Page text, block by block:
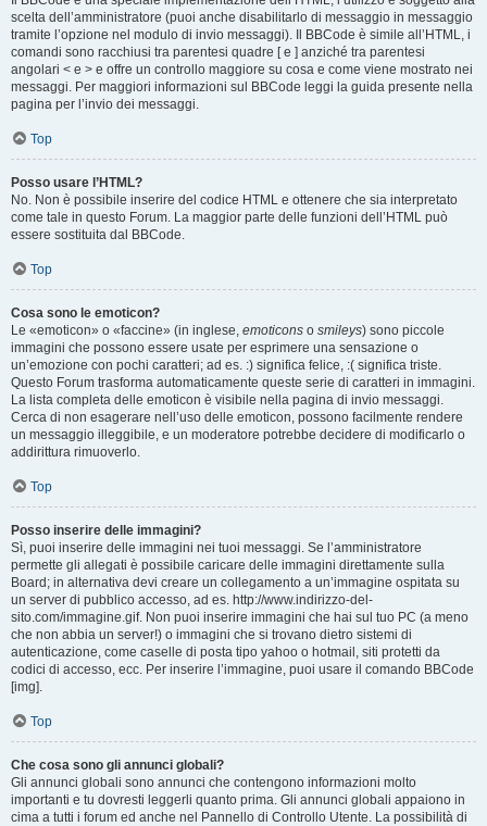
scelta dell’amministratore (puoi anche disabilitarlo di messaggio in messaggio
tramite l’opzione nel modulo di invio messaggi). Il BBCode è simile all’HTML, i
comandi sono racchiusi tra parentesi quadre [ e ] anziché tra parentesi
angolari < e > e offre un controllo maggiore su cosa e come viene mostrato nei
messaggi. Per maggiori informazioni sul BBCode leggi la guida presente nella
pagina per l’invio dei messaggi.
Top
Posso usare l’HTML?
No. Non è possibile inserire del codice HTML e ottenere che sia interpretato
come tale in questo Forum. La maggior parte delle funzioni dell’HTML può
essere sostituita dal BBCode.
Top
Cosa sono le emoticon?
Le «emoticon» o «faccine» (in inglese, emoticons o smileys) sono piccole
immagini che possono essere usate per esprimere una sensazione o
un’emozione con pochi caratteri; ad es. :) significa felice, :( significa triste.
Questo Forum trasforma automaticamente queste serie di caratteri in immagini.
La lista completa delle emoticon è visibile nella pagina di invio messaggi.
Cerca di non esagerare nell’uso delle emoticon, possono facilmente rendere
un messaggio illeggibile, e un moderatore potrebbe decidere di modificarlo o
addirittura rimuoverlo.
Top
Posso inserire delle immagini?
Sì, puoi inserire delle immagini nei tuoi messaggi. Se l’amministratore
permette gli allegati è possibile caricare delle immagini direttamente sulla
Board; in alternativa devi creare un collegamento a un’immagine ospitata su
un server di pubblico accesso, ad es. http://www.indirizzo-del-
sito.com/immagine.gif. Non puoi inserire immagini che hai sul tuo PC (a meno
che non abbia un server!) o immagini che si trovano dietro sistemi di
autenticazione, come caselle di posta tipo yahoo o hotmail, siti protetti da
codici di accesso, ecc. Per inserire l’immagine, puoi usare il comando BBCode
[img].
Top
Che cosa sono gli annunci globali?
Gli annunci globali sono annunci che contengono informazioni molto
importanti e tu dovresti leggerli quanto prima. Gli annunci globali appaiono in
cima a tutti i forum ed anche nel Pannello di Controllo Utente. La possibilità di